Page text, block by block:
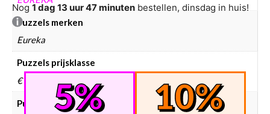
Puzzels merken
Eureka
Puzzels prijsklasse
€ 10 – € 25
Puzzels collectie
Nog1 dag 13 uur 47 minutenbestellen, dinsdag in huis!